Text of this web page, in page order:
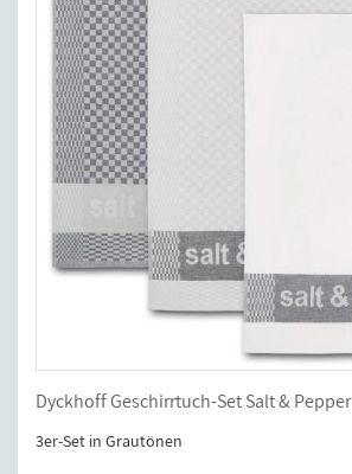
Dyckhoff Geschirrtuch-Set Salt & Pepper
3er-Set in Grautönen